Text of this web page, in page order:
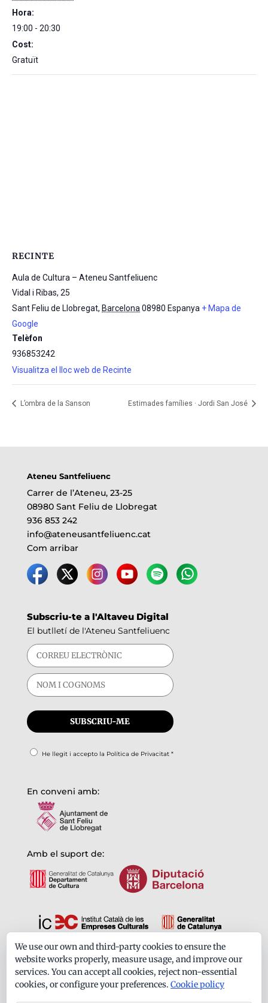
Hora:
19:00 - 20:30
Cost:
Gratuït
RECINTE
Aula de Cultura – Ateneu Santfeliuenc
Vidal i Ribas, 25
Sant Feliu de Llobregat, Barcelona 08980 Espanya + Mapa de
Google
Telèfon
936853242
Visualitza el lloc web de Recinte
L’ombra de la Sanson Estimades famílies · Jordi San José
Ateneu Santfeliuenc
Carrer de l’Ateneu, 23-25
08980 Sant Feliu de Llobregat
936 853 242
info@ateneusantfeliuenc.cat
Com arribar
Subscriu-te a l'Altaveu Digital
El butlletí de l'Ateneu Santfeliuenc
He llegit i accepto la Política de Privacitat*
En conveni amb:
Amb el suport de:
Formem part de:
We use our own and third-party cookies to ensure the
website works properly, measure usage, and improve our
services. You can accept all cookies, reject non-essential
cookies, or configure your preferences. Cookie policy